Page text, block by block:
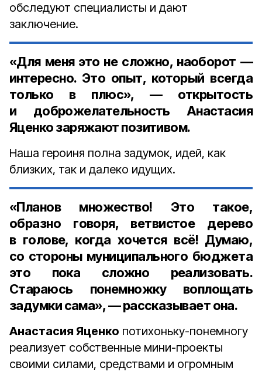
обследуют специалисты и дают
заключение.
«Для меня это не сложно, наоборот —
интересно. Это опыт, который всегда
только в плюс», — открытость
и доброжелательность Анастасия
Яценкозаряжают позитивом.
Наша героиня полна задумок, идей, как
близких, так и далеко идущих.
«Планов множество! Это такое,
образно говоря, ветвистое дерево
в голове, когда хочется всё! Думаю,
со стороны муниципального бюджета
это пока сложно реализовать.
Стараюсь понемножку воплощать
задумки сама», — рассказывает она.
Анастасия Яценко потихоньку-понемногу
реализует собственные мини-проекты
своими силами, средствами и огромным